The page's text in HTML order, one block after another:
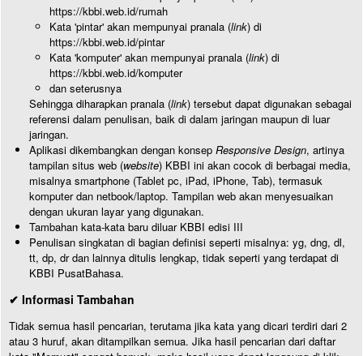
https://kbbi.web.id/rumah
Kata 'pintar' akan mempunyai pranala (link) di
https://kbbi.web.id/pintar
Kata 'komputer' akan mempunyai pranala (link) di
https://kbbi.web.id/komputer
dan seterusnya
Sehingga diharapkan pranala (link) tersebut dapat digunakan sebagai
referensi dalam penulisan, baik di dalam jaringan maupun di luar
jaringan.
Aplikasi dikembangkan dengan konsep Responsive Design, artinya
tampilan situs web (website) KBBI ini akan cocok di berbagai media,
misalnya smartphone (Tablet pc, iPad, iPhone, Tab), termasuk
komputer dan netbook/laptop. Tampilan web akan menyesuaikan
dengan ukuran layar yang digunakan.
Tambahan kata-kata baru diluar KBBI edisi III
Penulisan singkatan di bagian definisi seperti misalnya: yg, dng, dl,
tt, dp, dr dan lainnya ditulis lengkap, tidak seperti yang terdapat di
KBBI PusatBahasa.
✔ Informasi Tambahan
Tidak semua hasil pencarian, terutama jika kata yang dicari terdiri dari 2
atau 3 huruf, akan ditampilkan semua. Jika hasil pencarian dari daftar